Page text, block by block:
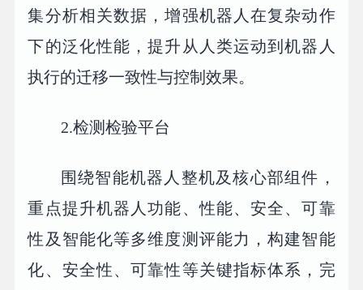
集分析相关数据，增强机器人在复杂动作
下的泛化性能，提升从人类运动到机器人
执行的迁移一致性与控制效果。
2.检测检验平台
围绕智能机器人整机及核心部组件，
重点提升机器人功能、性能、安全、可靠
性及智能化等多维度测评能力，构建智能
化、安全性、可靠性等关键指标体系，完